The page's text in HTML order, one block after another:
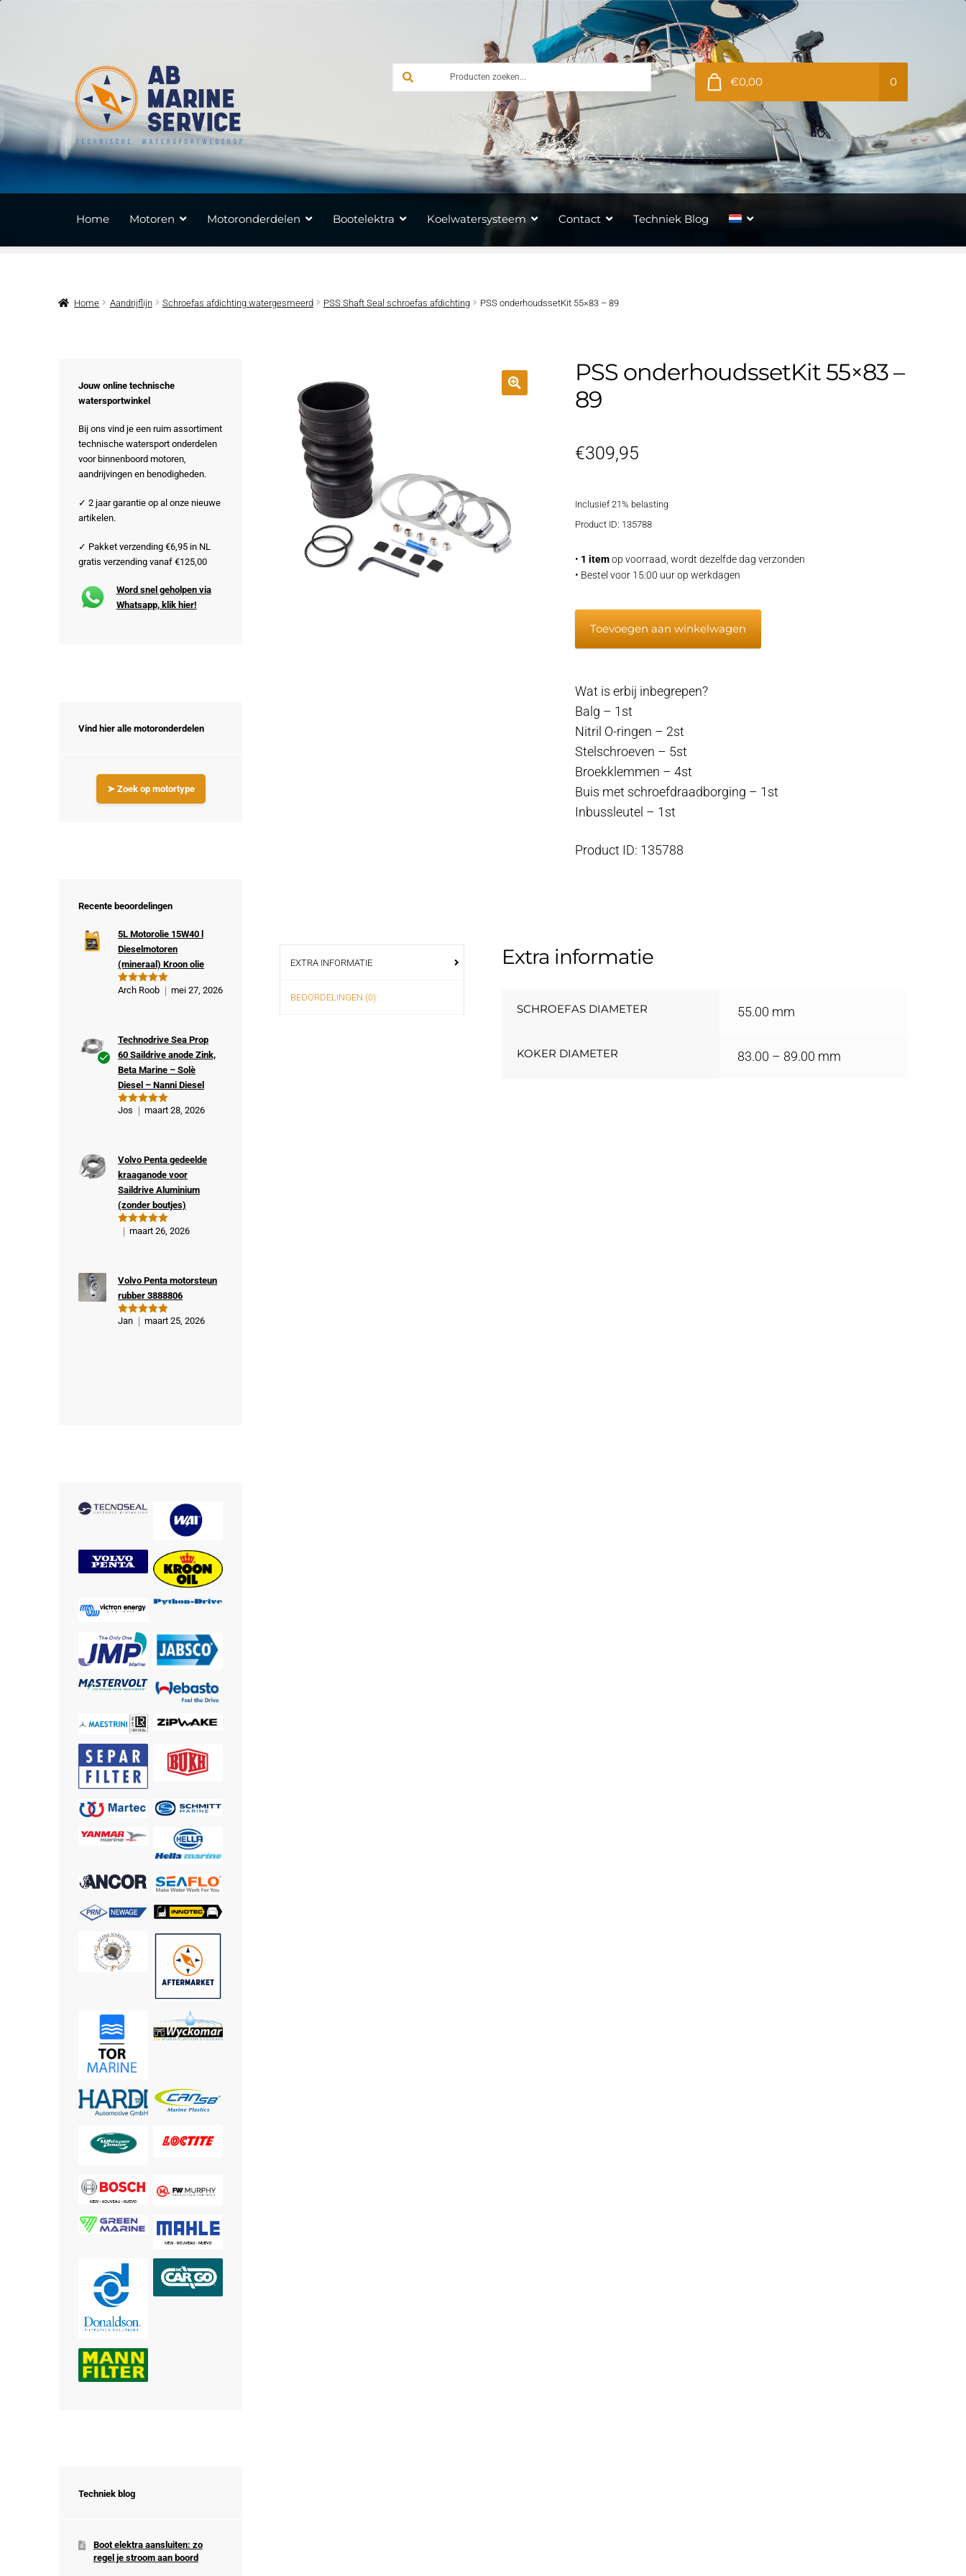
navigatie
inhoud
€0,00 0
Home Motoren Motoronderdelen Bootelektra Koelwatersysteem Contact Techniek Blog
Home Aandrijflijn Schroefas afdichting watergesmeerd PSS Shaft Seal schroefas afdichting PSS onderhoudssetKit 55×83 – 89
PSS onderhoudssetKit 55×83 –
89
€309,95
Inclusief 21% belasting
Product ID: 135788
• 1 itemop voorraad, wordt dezelfde dag verzonden
• Bestel voor 15:00 uur op werkdagen
onderhoudssetKit
89
aantal
Toevoegen aan winkelwagen
Wat is erbij inbegrepen?
Balg – 1st
Nitril O-ringen – 2st
Stelschroeven – 5st
Broekklemmen – 4st
Buis met schroefdraadborging – 1st
Inbussleutel – 1st
Product ID: 135788
EXTRA INFORMATIE
BEOORDELINGEN (0)
Extra informatie
SCHROEFAS DIAMETER 55.00 mm
KOKER DIAMETER 83.00 – 89.00 mm
Jouw online technische
watersportwinkel
Bij ons vind je een ruim assortiment
technische watersport onderdelen
voor binnenboord motoren,
aandrijvingen en benodigheden.
✓ 2 jaar garantie op al onze nieuwe
artikelen.
✓ Pakket verzending €6,95 in NL
gratis verzending vanaf €125,00
Word snel geholpen via
Whatsapp, klik hier!
Vind hier alle motoronderdelen
➤ Zoek op motortype
Recente beoordelingen
Gewaardeer
5L Motorolie 15W40 l
Dieselmotoren
(mineraal) Kroon olie
Arch Roob mei 27, 2026
Gewaardeer
Technodrive Sea Prop
60 Saildrive anode Zink,
Beta Marine – Solè
Diesel – Nanni Diesel
Jos maart 28, 2026
Gewaardeer
Volvo Penta gedeelde
kraaganode voor
Saildrive Aluminium
(zonder boutjes)
maart 26, 2026
Gewaardeer
Volvo Penta motorsteun
rubber 3888806
Jan maart 25, 2026
Techniek blog
Boot elektra aansluiten: zo
regel je stroom aan boord